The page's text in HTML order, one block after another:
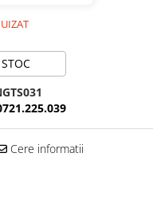
Cere informatii